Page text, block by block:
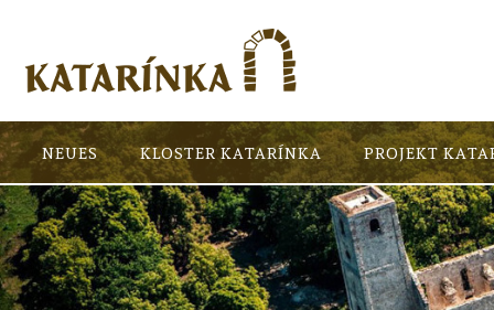
NEUES KLOSTER KATARÍNKA PROJEKT